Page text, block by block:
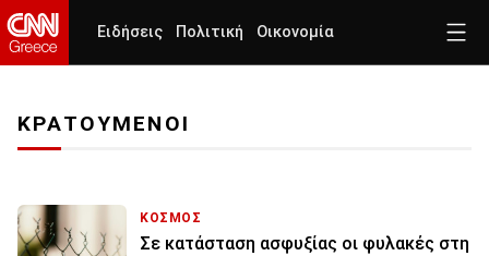
Ειδήσεις Πολιτική Οικονομία
ΚΡΑΤΟΥΜΕΝΟΙ
ΚΟΣΜΟΣ
Σε κατάσταση ασφυξίας οι φυλακές στη